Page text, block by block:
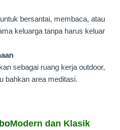
bersantai, membaca, atau
keluarga tanpa harus keluar
sebagai ruang kerja outdoor,
bahkan area meditasi.
Modern dan Klasik